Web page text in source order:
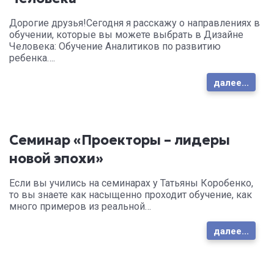
Дорогие друзья!Сегодня я расскажу о направлениях в
обучении, которые вы можете выбрать в Дизайне
Человека: Обучение Аналитиков по развитию
ребенка….
далее...
Семинар «Проекторы – лидеры
новой эпохи»
Если вы учились на семинарах у Татьяны Коробенко,
то вы знаете как насыщенно проходит обучение, как
много примеров из реальной…
далее...